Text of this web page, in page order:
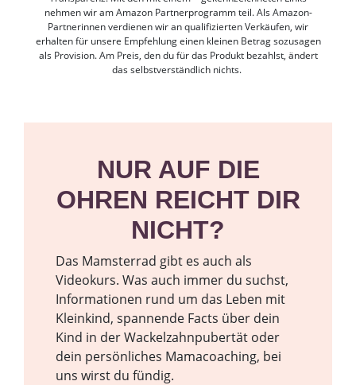
nehmen wir am Amazon Partnerprogramm teil. Als Amazon-
Partnerinnen verdienen wir an qualifizierten Verkäufen, wir
erhalten für unsere Empfehlung einen kleinen Betrag sozusagen
als Provision. Am Preis, den du für das Produkt bezahlst, ändert
das selbstverständlich nichts.
NUR AUF DIE
OHREN REICHT DIR
NICHT?
Das Mamsterrad gibt es auch als
Videokurs. Was auch immer du suchst,
Informationen rund um das Leben mit
Kleinkind, spannende Facts über dein
Kind in der Wackelzahnpubertät oder
dein persönliches Mamacoaching, bei
uns wirst du fündig.